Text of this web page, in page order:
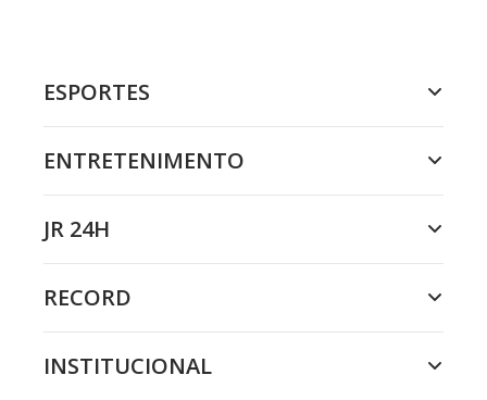
ESPORTES
ENTRETENIMENTO
JR 24H
RECORD
INSTITUCIONAL